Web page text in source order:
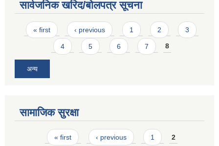
सार्वजनिक खरिद/बोलपत्र सूचना
Pages
« first ‹ previous 1 2 3
4 5 6 7 8
अन्य
सामाजिक सुरक्षा
Pages« first ‹ previous 1 2